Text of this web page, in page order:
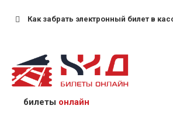
Как забрать электронный билет в
назвав кассиру 14-значный номер
предъявив удостоверение
кого оформлен билет.
билеты онлайн